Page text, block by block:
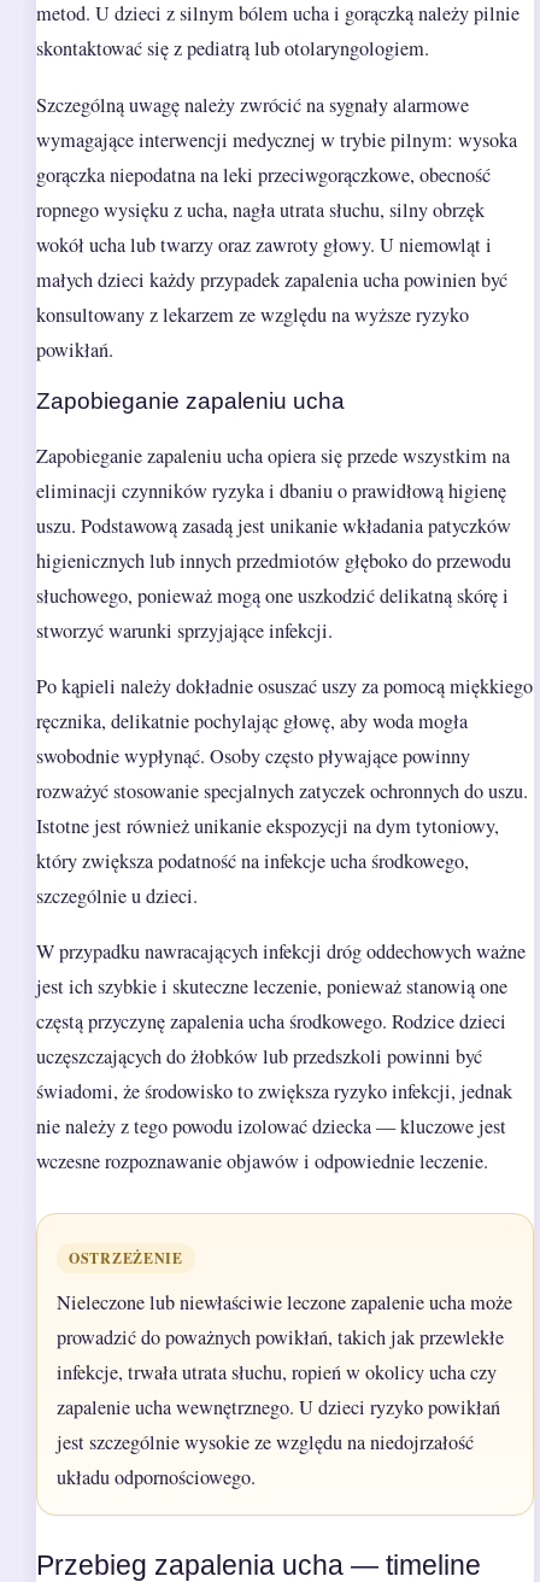
metod. U dzieci z silnym bólem ucha i gorączką należy pilnie
skontaktować się z pediatrą lub otolaryngologiem.
Szczególną uwagę należy zwrócić na sygnały alarmowe
wymagające interwencji medycznej w trybie pilnym: wysoka
gorączka niepodatna na leki przeciwgorączkowe, obecność
ropnego wysięku z ucha, nagła utrata słuchu, silny obrzęk
wokół ucha lub twarzy oraz zawroty głowy. U niemowląt i
małych dzieci każdy przypadek zapalenia ucha powinien być
konsultowany z lekarzem ze względu na wyższe ryzyko
powikłań.
Zapobieganie zapaleniu ucha
Zapobieganie zapaleniu ucha opiera się przede wszystkim na
eliminacji czynników ryzyka i dbaniu o prawidłową higienę
uszu. Podstawową zasadą jest unikanie wkładania patyczków
higienicznych lub innych przedmiotów głęboko do przewodu
słuchowego, ponieważ mogą one uszkodzić delikatną skórę i
stworzyć warunki sprzyjające infekcji.
Po kąpieli należy dokładnie osuszać uszy za pomocą miękkiego
ręcznika, delikatnie pochylając głowę, aby woda mogła
swobodnie wypłynąć. Osoby często pływające powinny
rozważyć stosowanie specjalnych zatyczek ochronnych do uszu.
Istotne jest również unikanie ekspozycji na dym tytoniowy,
który zwiększa podatność na infekcje ucha środkowego,
szczególnie u dzieci.
W przypadku nawracających infekcji dróg oddechowych ważne
jest ich szybkie i skuteczne leczenie, ponieważ stanowią one
częstą przyczynę zapalenia ucha środkowego. Rodzice dzieci
uczęszczających do żłobków lub przedszkoli powinni być
świadomi, że środowisko to zwiększa ryzyko infekcji, jednak
nie należy z tego powodu izolować dziecka — kluczowe jest
wczesne rozpoznawanie objawów i odpowiednie leczenie.
OSTRZEŻENIE
Nieleczone lub niewłaściwie leczone zapalenie ucha może
prowadzić do poważnych powikłań, takich jak przewlekłe
infekcje, trwała utrata słuchu, ropień w okolicy ucha czy
zapalenie ucha wewnętrznego. U dzieci ryzyko powikłań
jest szczególnie wysokie ze względu na niedojrzałość
układu odpornościowego.
Przebieg zapalenia ucha — timeline